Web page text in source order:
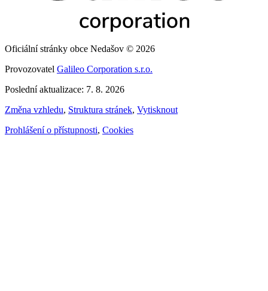
Oficiální stránky obce Nedašov © 2026
Provozovatel Galileo Corporation s.r.o.
Poslední aktualizace: 7. 8. 2026
Změna vzhledu, Struktura stránek, Vytisknout
Prohlášení o přístupnosti, Cookies